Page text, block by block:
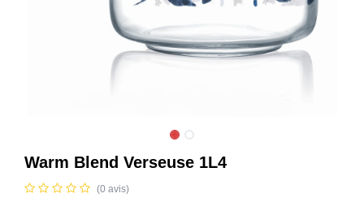
Warm Blend Verseuse 1L4
(0 avis)